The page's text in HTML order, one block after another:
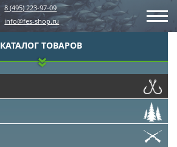
8 (495) 223-97-09
info@fes-shop.ru
КАТАЛОГ ТОВАРОВ